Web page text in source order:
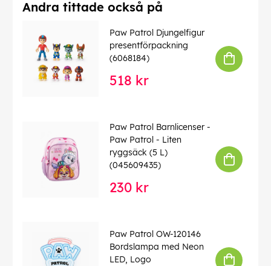
Andra tittade också på
Paw Patrol Djungelfigur
presentförpackning
(6068184)
518 kr
Paw Patrol Barnlicenser -
Paw Patrol - Liten
ryggsäck (5 L)
(045609435)
230 kr
Paw Patrol OW-120146
Bordslampa med Neon
LED, Logo